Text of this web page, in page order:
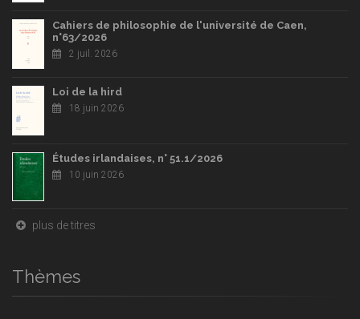
Cahiers de philosophie de l'université de Caen,
n°63/2026
2 juil. 2026
Loi de la hird
18 juin 2026
Études irlandaises, n° 51.1/2026
10 juin 2026
plus de titres
Thèmes